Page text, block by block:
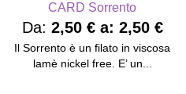
CARD Sorrento
Da: 2,50 € a: 2,50 €
Il Sorrento è un filato in viscosa
lamè nickel free. E’ un...